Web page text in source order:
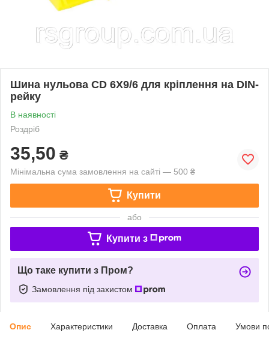
Шина нульова CD 6X9/6 для кріплення на DIN-
рейку
В наявності
Роздріб
35,50 ₴
Мінімальна сума замовлення на сайті — 500 ₴
Купити
або
Купити з
Що таке купити з Пром?
Замовлення під захистом
Опис Характеристики Доставка Оплата Умови